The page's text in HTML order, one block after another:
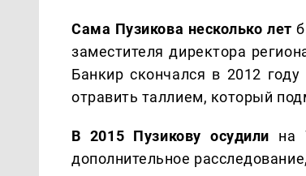
Сама Пузикова несколько лет
заместителя директора
Банкир скончался в 2012
отравить таллием, который
В 2015 Пузикову осудили на
дополнительное